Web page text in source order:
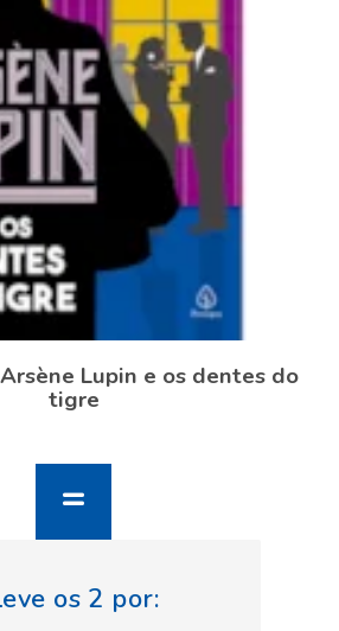
Lupin e os dentes do
tigre